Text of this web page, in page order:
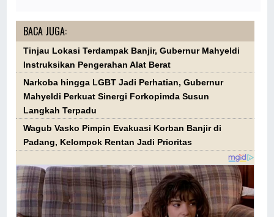
BACA JUGA:
Tinjau Lokasi Terdampak Banjir, Gubernur Mahyeldi
Instruksikan Pengerahan Alat Berat
Narkoba hingga LGBT Jadi Perhatian, Gubernur
Mahyeldi Perkuat Sinergi Forkopimda Susun
Langkah Terpadu
Wagub Vasko Pimpin Evakuasi Korban Banjir di
Padang, Kelompok Rentan Jadi Prioritas